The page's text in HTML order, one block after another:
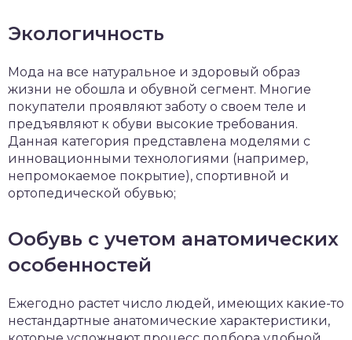
Экологичность
Мода на все натуральное и здоровый образ
жизни не обошла и обувной сегмент. Многие
покупатели проявляют заботу о своем теле и
предъявляют к обуви высокие требования.
Данная категория представлена моделями с
инновационными технологиями (например,
непромокаемое покрытие), спортивной и
ортопедической обувью;
Ообувь с учетом анатомических
особенностей
Ежегодно растет число людей, имеющих какие-то
нестандартные анатомические характеристики,